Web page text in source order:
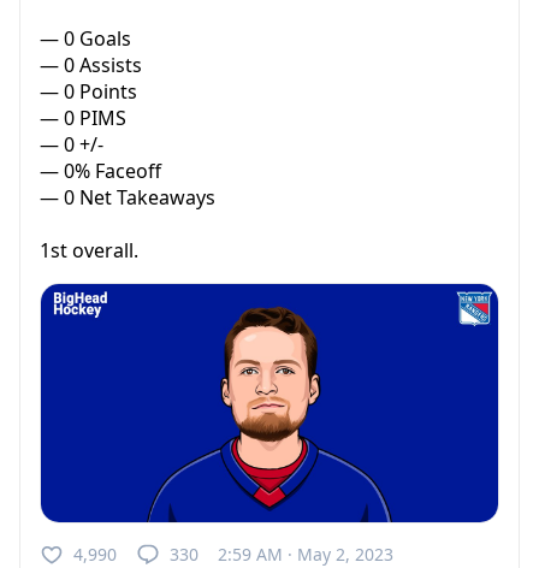
— 0 Goals
— 0 Assists
— 0 Points
— 0 PIMS
— 0 +/-
— 0% Faceoff
— 0 Net Takeaways
1st overall.
4,990 330 2:59 AM · May 2, 2023